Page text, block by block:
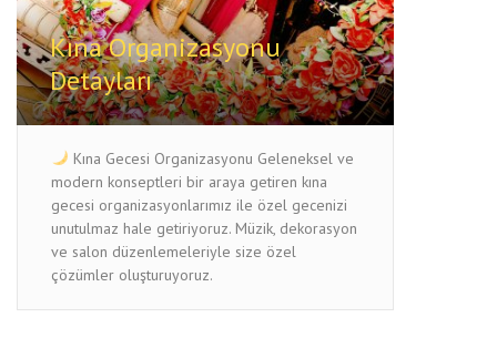
Kına Organizasyonu
Detayları
Kına Gecesi Organizasyonu Geleneksel ve
modern konseptleri bir araya getiren kına
gecesi organizasyonlarımız ile özel gecenizi
unutulmaz hale getiriyoruz. Müzik, dekorasyon
ve salon düzenlemeleriyle size özel
çözümler oluşturuyoruz.